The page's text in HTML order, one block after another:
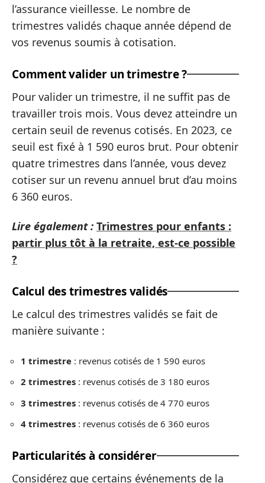
l’assurance vieillesse. Le nombre de
trimestres validés chaque année dépend de
vos revenus soumis à cotisation.
Comment valider un trimestre ?
Pour valider un trimestre, il ne suffit pas de
travailler trois mois. Vous devez atteindre un
certain seuil de revenus cotisés. En 2023, ce
seuil est fixé à 1 590 euros brut. Pour obtenir
quatre trimestres dans l’année, vous devez
cotiser sur un revenu annuel brut d’au moins
6 360 euros.
Lire également : Trimestres pour enfants :
partir plus tôt à la retraite, est-ce possible
?
Calcul des trimestres validés
Le calcul des trimestres validés se fait de
manière suivante :
1 trimestre : revenus cotisés de 1 590 euros
2 trimestres : revenus cotisés de 3 180 euros
3 trimestres : revenus cotisés de 4 770 euros
4 trimestres : revenus cotisés de 6 360 euros
Particularités à considérer
Considérez que certains événements de la